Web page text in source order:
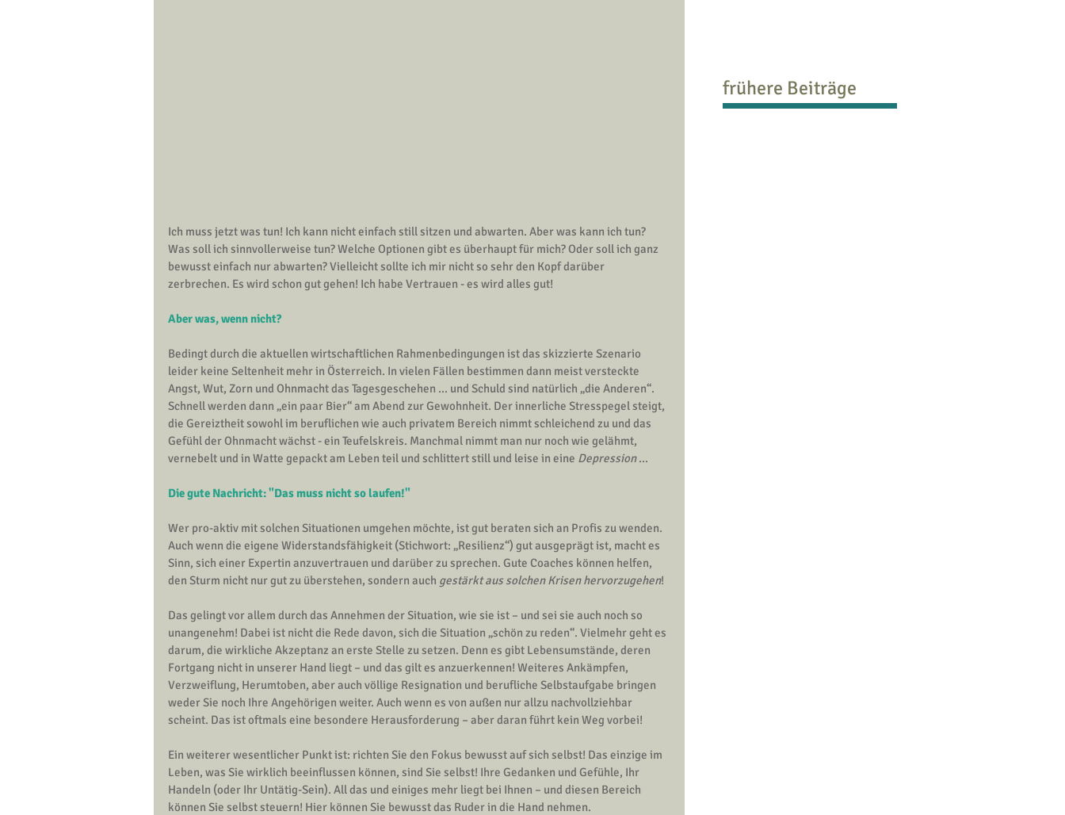
Ich muss jetzt was tun! Ich kann nicht einfach still sitzen und abwarten. Aber was kann ich tun?
Was soll ich sinnvollerweise tun? Welche Optionen gibt es überhaupt für mich? Oder soll ich ganz
bewusst einfach nur abwarten? Vielleicht sollte ich mir nicht so sehr den Kopf darüber
zerbrechen. Es wird schon gut gehen! Ich habe Vertrauen - es wird alles gut!
Aber was, wenn nicht?
Bedingt durch die aktuellen wirtschaftlichen Rahmenbedingungen ist das skizzierte Szenario
leider keine Seltenheit mehr in Österreich. In vielen Fällen bestimmen dann meist versteckte
Angst, Wut, Zorn und Ohnmacht das Tagesgeschehen ... und Schuld sind natürlich „die Anderen“.
Schnell werden dann „ein paar Bier“ am Abend zur Gewohnheit. Der innerliche Stresspegel steigt,
die Gereiztheit sowohl im beruflichen wie auch privatem Bereich nimmt schleichend zu und das
Gefühl der Ohnmacht wächst - ein Teufelskreis. Manchmal nimmt man nur noch wie gelähmt,
vernebelt und in Watte gepackt am Leben teil und schlittert still und leise in eine Depression ...
Die gute Nachricht: "Das muss nicht so laufen!"
Wer pro-aktiv mit solchen Situationen umgehen möchte, ist gut beraten sich an Profis zu wenden.
Auch wenn die eigene Widerstandsfähigkeit (Stichwort: „Resilienz“) gut ausgeprägt ist, macht es
Sinn, sich einer Expertin anzuvertrauen und darüber zu sprechen. Gute Coaches können helfen,
den Sturm nicht nur gut zu überstehen, sondern auch gestärkt aus solchen Krisen hervorzugehen!
Das gelingt vor allem durch das Annehmen der Situation, wie sie ist – und sei sie auch noch so
unangenehm! Dabei ist nicht die Rede davon, sich die Situation „schön zu reden“. Vielmehr geht es
darum, die wirkliche Akzeptanz an erste Stelle zu setzen. Denn es gibt Lebensumstände, deren
Fortgang nicht in unserer Hand liegt – und das gilt es anzuerkennen! Weiteres Ankämpfen,
Verzweiflung, Herumtoben, aber auch völlige Resignation und berufliche Selbstaufgabe bringen
weder Sie noch Ihre Angehörigen weiter. Auch wenn es von außen nur allzu nachvollziehbar
scheint. Das ist oftmals eine besondere Herausforderung – aber daran führt kein Weg vorbei!
Ein weiterer wesentlicher Punkt ist: richten Sie den Fokus bewusst auf sich selbst! Das einzige im
Leben, was Sie wirklich beeinflussen können, sind Sie selbst! Ihre Gedanken und Gefühle, Ihr
Handeln (oder Ihr Untätig-Sein). All das und einiges mehr liegt bei Ihnen – und diesen Bereich
können Sie selbst steuern! Hier können Sie bewusst das Ruder in die Hand nehmen.
frühere Beiträge